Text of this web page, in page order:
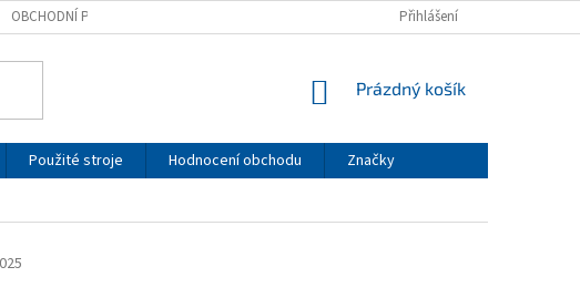
OBCHODNÍ PODMÍNKY PODMÍNKY OCHRANY OSOBNÍCH ÚDAJŮ
Přihlášení
NÁKUPNÍ
Prázdný košík
Použité stroje Hodnocení obchodu
Značky